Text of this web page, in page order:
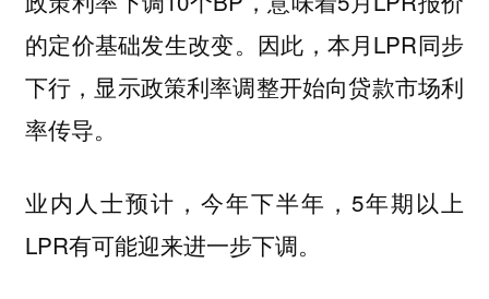
的定价基础发生改变。因此，本月LPR同步
下行，显示政策利率调整开始向贷款市场利
率传导。
业内人士预计，今年下半年，5年期以上
LPR有可能迎来进一步下调。